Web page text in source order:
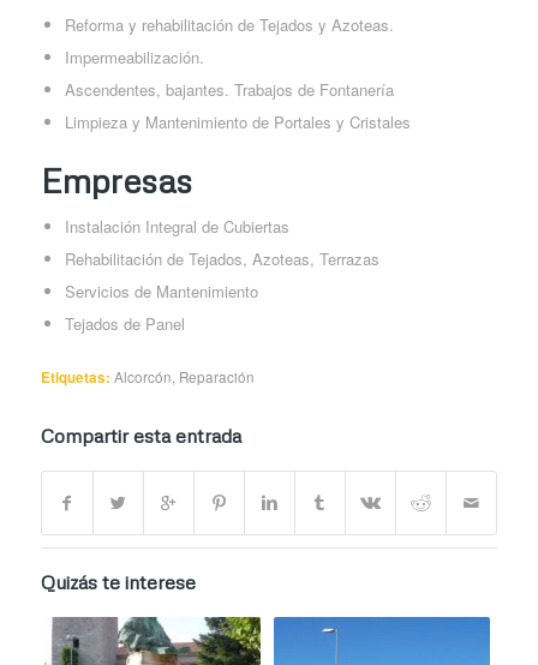
Reforma y rehabilitación de Tejados y Azoteas.
Impermeabilización.
Ascendentes, bajantes. Trabajos de Fontanería
Limpieza y Mantenimiento de Portales y Cristales
Empresas
Instalación Integral de Cubiertas
Rehabilitación de Tejados, Azoteas, Terrazas
Servicios de Mantenimiento
Tejados de Panel
Etiquetas: Alcorcón Reparación
Compartir esta entrada
Quizás te interese